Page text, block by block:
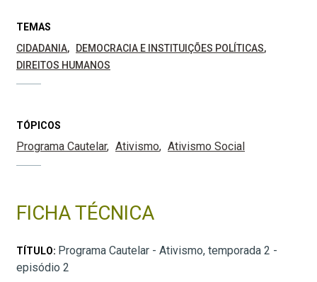
TEMAS
CIDADANIA
DEMOCRACIA E INSTITUIÇÕES POLÍTICAS
DIREITOS HUMANOS
TÓPICOS
Programa Cautelar Ativismo Ativismo Social
FICHA TÉCNICA
TÍTULO: Programa Cautelar - Ativismo, temporada 2 -
episódio 2